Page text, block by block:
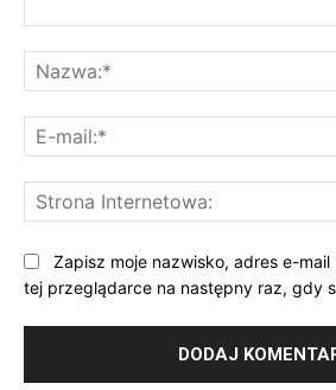
Zapisz moje nazwisko, adres e-
tej przeglądarce na następny raz, gdy